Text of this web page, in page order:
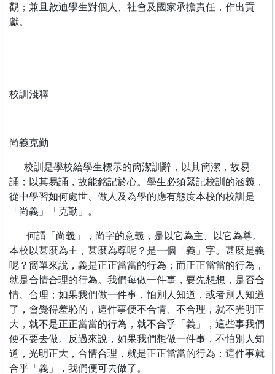
觀；兼且啟迪學生對個人、社會及國家承擔責任，作出貢
獻。
校訓淺釋
尚義克勤
校訓是學校給學生標示的簡潔訓辭，以其簡潔，故易
誦；以其易誦，故能銘記於心。學生必須緊記校訓的涵義，
從中學習如何處世、做人及為學的應有態度本校的校訓是
「尚義」「克勤」。
何謂「尚義」，尚字的意義，是以它為主、以它為尊。
本校以甚麼為主，甚麼為尊呢？是一個「義」字。甚麼是義
呢？簡單來說，義是正正當當的行為；而正正當當的行為，
就是合情合理的行為。我們每做一件事，要先想想，是否合
情、合理；如果我們做一件事，怕別人知道，或者別人知道
了，會覺得羞恥的，這件事便不合情、不合理，就不光明正
大，就不是正正當當的行為，就不合乎「義」，這些事我們
便不要去做。反過來說，如果我們想做一件事，不怕別人知
道，光明正大，合情合理，就是正正當當的行為；這件事就
合乎「義」，我們便可去做了。